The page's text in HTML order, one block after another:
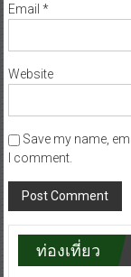
Email *
Website
Save my name,
I comment.
ท่องเที่ยว